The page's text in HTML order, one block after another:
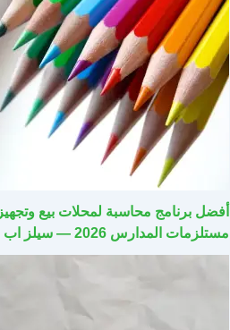
أفضل برنامج محاسبة لمحلات بيع وتجهيز
مستلزمات المدارس 2026 — سيلز اب